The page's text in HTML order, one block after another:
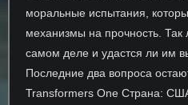
моральные испытания,
механизмы на прочность. Так
самом деле и удастся ли им
Последние два вопроса
Transformers One Страна: